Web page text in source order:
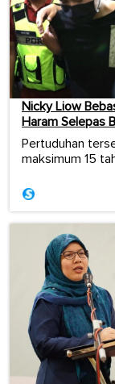
Nicky Liow
Haram Selepas
Pertuduhan
maksimum 15